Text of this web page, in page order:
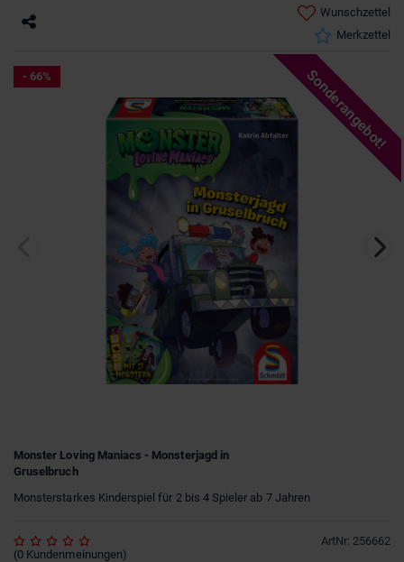
Wunschzettel
Merkzettel
- 66% Sonderangebot!
Monster Loving Maniacs - Monsterjagd in
Gruselbruch
Monsterstarkes Kinderspiel für 2 bis 4 Spieler ab 7 Jahren
ArtNr: 256662
(0 Kundenmeinungen)